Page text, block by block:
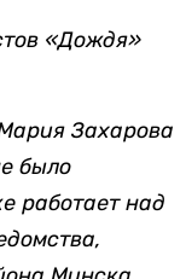
«Дождя»
Захарова
было
работает над